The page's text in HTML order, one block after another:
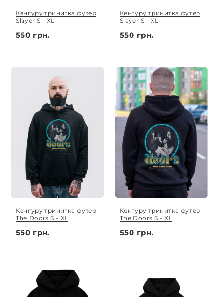
Кенгуру тринитка футер
Slayer S - XL
550 грн.
Кенгуру тринитка футер
Slayer S - XL
550 грн.
Кенгуру тринитка футер
The Doors S - XL
550 грн.
Кенгуру тринитка футер
The Doors S - XL
550 грн.